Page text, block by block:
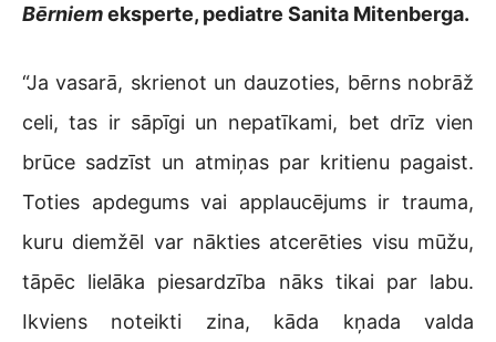
Bērniemeksperte, pediatre Sanita Mitenberga.
“Ja vasarā, skrienot un dauzoties, bērns nobrāž
celi, tas ir sāpīgi un nepatīkami, bet drīz vien
brūce sadzīst un atmiņas par kritienu pagaist.
Toties apdegums vai applaucējums ir trauma,
kuru diemžēl var nākties atcerēties visu mūžu,
tāpēc lielāka piesardzība nāks tikai par labu.
Ikviens noteikti zina, kāda kņada valda